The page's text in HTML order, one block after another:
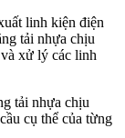
linh kiện điện
tải nhựa chịu
xử lý các linh
tải nhựa chịu
cụ thể của từng